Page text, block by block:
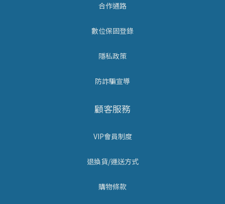
合作通路
數位保固登錄
隱私政策
防詐騙宣導
顧客服務
VIP會員制度
退換貨/運送方式
購物條款